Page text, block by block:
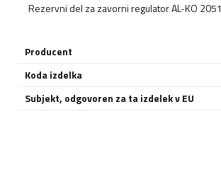
Rezervni del za zavorni regulator AL-KO 2051
Producent
Koda izdelka
Subjekt, odgovoren za ta izdelek v EU